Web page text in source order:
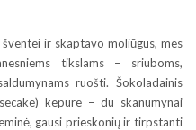
ir skaptavo moliūgus, mes
tikslams – sriuboms,
ruošti. Šokoladainis
kepure – du skanumynai
gausi prieskonių ir tirpstanti